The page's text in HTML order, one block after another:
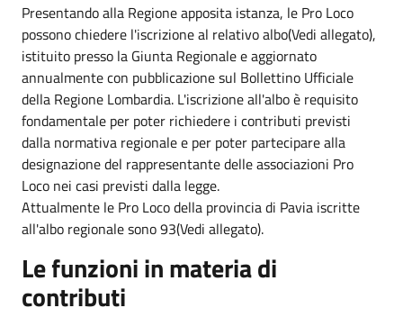
Presentando alla Regione apposita istanza, le Pro Loco
possono chiedere l'iscrizione al relativo albo(Vedi allegato),
istituito presso la Giunta Regionale e aggiornato
annualmente con pubblicazione sul Bollettino Ufficiale
della Regione Lombardia. L'iscrizione all'albo è requisito
fondamentale per poter richiedere i contributi previsti
dalla normativa regionale e per poter partecipare alla
designazione del rappresentante delle associazioni Pro
Loco nei casi previsti dalla legge.
Attualmente le Pro Loco della provincia di Pavia iscritte
all'albo regionale sono 93(Vedi allegato).
Le funzioni in materia di
contributi